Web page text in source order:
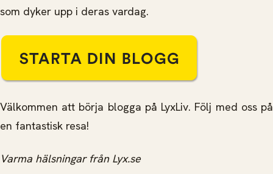
som dyker upp i deras vardag.
Välkommen att börja blogga på LyxLiv. Följ med oss på
en fantastisk resa!
Varma hälsningar från Lyx.se